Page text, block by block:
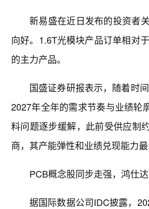
新易盛在近日发布的投资者
向好。1.6T光模块产品订单相对
的主力产品。
国盛证券研报表示，随着时
2027年全年的需求节奏与业绩轮
料问题逐步缓解，此前受供应制
商，其产能弹性和业绩兑现能力最
PCB概念股同步走强，鸿仕
据国际数据公司IDC披露，